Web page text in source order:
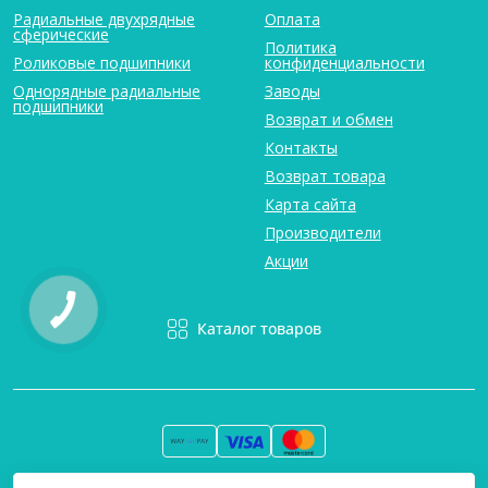
Радиальные двухрядные
сферические
Роликовые подшипники
Однорядные радиальные
подшипники
Оплата
Политика
конфиденциальности
Заводы
Возврат и обмен
Контакты
Возврат товара
Карта сайта
Производители
Акции
Каталог товаров